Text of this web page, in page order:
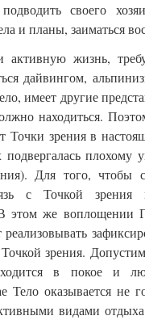
своего
и планы, заиматься
активную жизнь,
дайвингом,
имеет другие
находиться.
Точки зрения в
плохому
Для того, чтобы
с Точкой зрения
этом же воплощении
зрения.
в покое и
Тело оказывается не
видами